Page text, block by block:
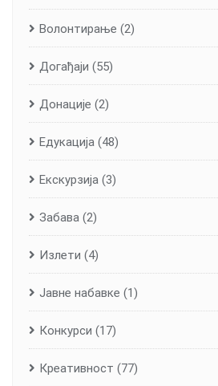
Волонтирање (2)
Догађаји (55)
Донације (2)
Едукација (48)
Екскурзија (3)
Забава (2)
Излети (4)
Јавне набавке (1)
Конкурси (17)
Креативност (77)